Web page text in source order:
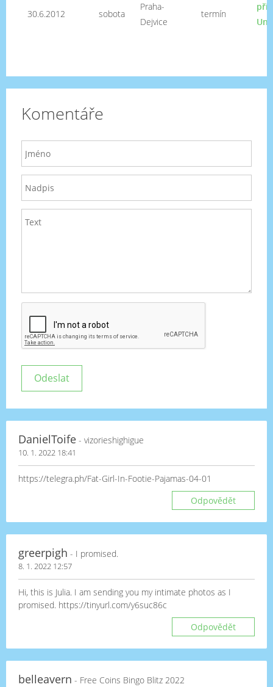
30.6.2012 sobota
Praha-
Dejvice
termín
Komentáře
DanielToife - vizorieshighigue
10. 1. 2022 18:41
https://telegra.ph/Fat-Girl-In-Footie-Pajamas-04-01
Odpovědět
greerpigh - I promised.
8. 1. 2022 12:57
Hi, this is Julia. I am sending you my intimate photos as I
promised. https://tinyurl.com/y6suc86c
Odpovědět
belleavern - Free Coins Bingo Blitz 2022